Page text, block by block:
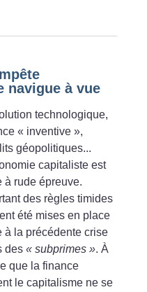
navigue à vue
technologique,
« inventive »,
géopolitiques...
capitaliste est
à rude épreuve.
des règles timides
été mises en place
à la précédente crise
des« subprimes ». À
que la finance
le capitalisme ne se